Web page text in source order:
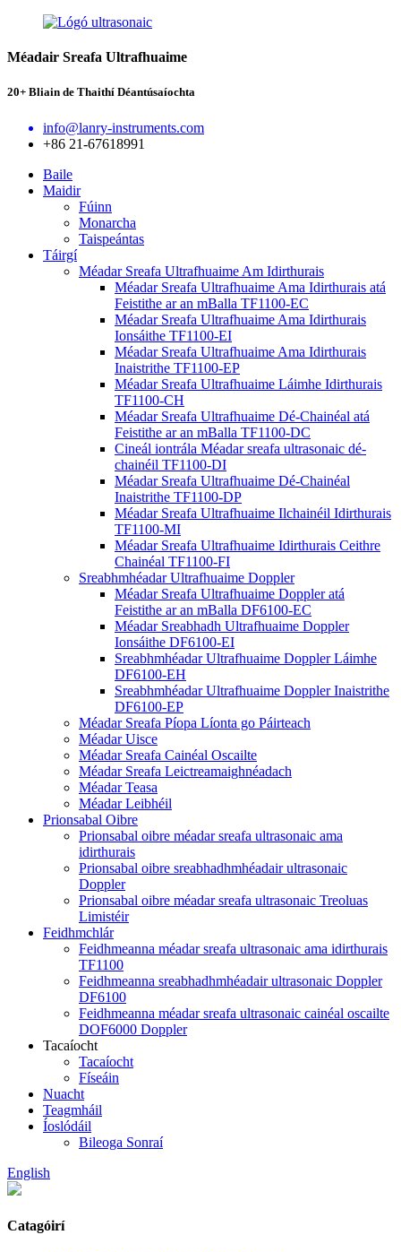
Méadair Sreafa Ultrafhuaime
20+ Bliain de Thaithí Déantúsaíochta
info@lanry-instruments.com
+86 21-67618991
Baile
Maidir
Fúinn
Monarcha
Taispeántas
Táirgí
Méadar Sreafa Ultrafhuaime Am Idirthurais
Méadar Sreafa Ultrafhuaime Ama Idirthurais atá
Feistithe ar an mBalla TF1100-EC
Méadar Sreafa Ultrafhuaime Ama Idirthurais
Ionsáithe TF1100-EI
Méadar Sreafa Ultrafhuaime Ama Idirthurais
Inaistrithe TF1100-EP
Méadar Sreafa Ultrafhuaime Láimhe Idirthurais
TF1100-CH
Méadar Sreafa Ultrafhuaime Dé-Chainéal atá
Feistithe ar an mBalla TF1100-DC
Cineál iontrála Méadar sreafa ultrasonaic dé-
chainéil TF1100-DI
Méadar Sreafa Ultrafhuaime Dé-Chainéal
Inaistrithe TF1100-DP
Méadar Sreafa Ultrafhuaime Ilchainéil Idirthurais
TF1100-MI
Méadar Sreafa Ultrafhuaime Idirthurais Ceithre
Chainéal TF1100-FI
Sreabhmhéadar Ultrafhuaime Doppler
Méadar Sreafa Ultrafhuaime Doppler atá
Feistithe ar an mBalla DF6100-EC
Méadar Sreabhadh Ultrafhuaime Doppler
Ionsáithe DF6100-EI
Sreabhmhéadar Ultrafhuaime Doppler Láimhe
DF6100-EH
Sreabhmhéadar Ultrafhuaime Doppler Inaistrithe
DF6100-EP
Méadar Sreafa Píopa Líonta go Páirteach
Méadar Uisce
Méadar Sreafa Cainéal Oscailte
Méadar Sreafa Leictreamaighnéadach
Méadar Teasa
Méadar Leibhéil
Prionsabal Oibre
Prionsabal oibre méadar sreafa ultrasonaic ama
idirthurais
Prionsabal oibre sreabhadhmhéadair ultrasonaic
Doppler
Prionsabal oibre méadar sreafa ultrasonaic Treoluas
Limistéir
Feidhmchlár
Feidhmeanna méadar sreafa ultrasonaic ama idirthurais
TF1100
Feidhmeanna sreabhadhmhéadair ultrasonaic Doppler
DF6100
Feidhmeanna méadar sreafa ultrasonaic cainéal oscailte
DOF6000 Doppler
Tacaíocht
Tacaíocht
Físeáin
Nuacht
Teagmháil
Íoslódáil
Bileoga Sonraí
English
Catagóirí